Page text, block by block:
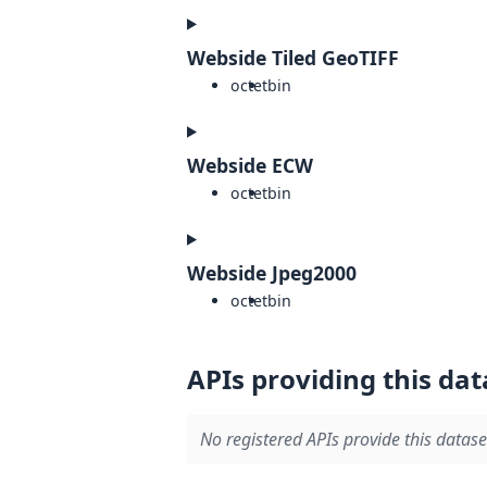
Webside Tiled GeoTIFF
octetbin
Webside ECW
octetbin
Webside Jpeg2000
octetbin
APIs providing this
No registered APIs provide this